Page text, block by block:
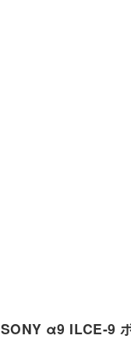
SONY α9 ILCE-9